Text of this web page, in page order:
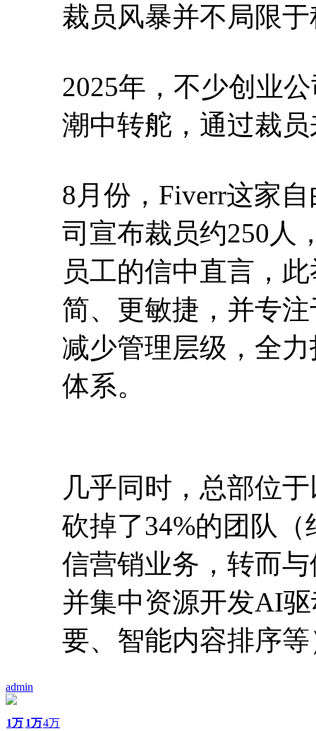
admin
1万 1万4万
裁员风暴并不局限
2025年，不少创业
潮中转舵，通过裁
8月份，Fiverr这家
司宣布裁员约250人
员工的信中直言，
简、更敏捷，并专
减少管理层级，全
体系。
几乎同时，总部位
砍掉了34%的团队
信营销业务，转而
并集中资源开发AI
要、智能内容排序